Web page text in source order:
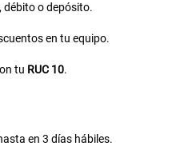
débito o depósito.
en tu equipo.
tu RUC 10.
en 3 días hábiles.